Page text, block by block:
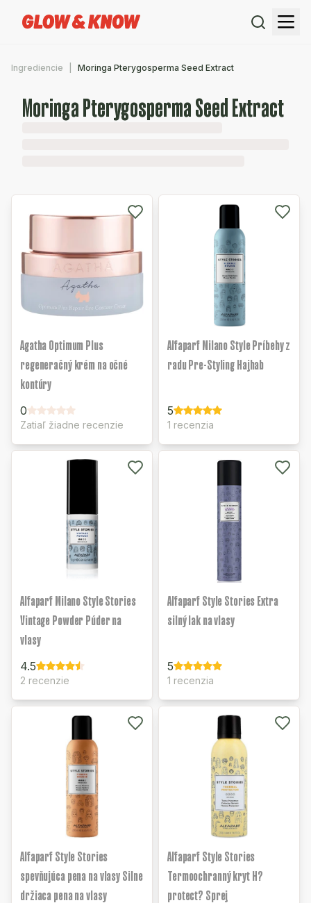
Ingrediencie Moringa Pterygosperma Seed Extract
Moringa Pterygosperma Seed Extract
Agatha Optimum Plus
regeneračný krém na očné
kontúry
0
Zatiaľ žiadne recenzie
Alfaparf Milano Style Príbehy z
radu Pre-Styling Hajhab
5
1 recenzia
Alfaparf Milano Style Stories
Vintage Powder Púder na
vlasy
4.5
2 recenzie
Alfaparf Style Stories Extra
silný lak na vlasy
5
1 recenzia
Alfaparf Style Stories
spevňujúca pena na vlasy Silne
držiaca pena na vlasy
Alfaparf Style Stories
Termoochranný kryt H?
protect? Sprej